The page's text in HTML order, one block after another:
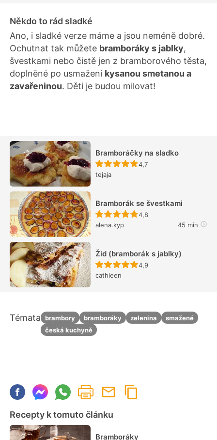
Někdo to rád sladké
Ano, i sladké verze máme a jsou neméně dobré.
Ochutnat tak můžete bramboráky s jablky,
švestkami nebo čistě jen z bramborového těsta,
doplněné po usmažení kysanou smetanou a
zavařeninou. Děti je budou milovat!
Bramboráčky na sladko
Recept ještě nebyl
4,7
tejaja
Bramborák se švestkami
Recept ještě nebyl
4,8
alena.kyp
45 min
Žid (bramborák s jablky)
Recept ještě nebyl
4,9
cathleen
Témata brambory bramboráky zelenina
smažené
česká kuchyně
Recepty k tomuto článku
Bramboráky